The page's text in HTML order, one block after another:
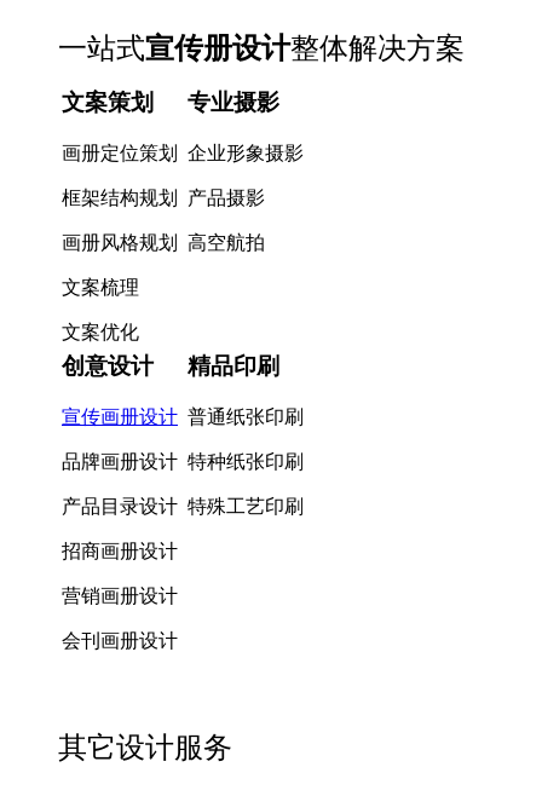
一站式宣传册设计整体解决方案
文案策划
画册定位策划
框架结构规划
画册风格规划
文案梳理
文案优化
专业摄影
企业形象摄影
产品摄影
高空航拍
创意设计
宣传画册设计
品牌画册设计
产品目录设计
招商画册设计
营销画册设计
会刊画册设计
精品印刷
普通纸张印刷
特种纸张印刷
特殊工艺印刷
其它设计服务